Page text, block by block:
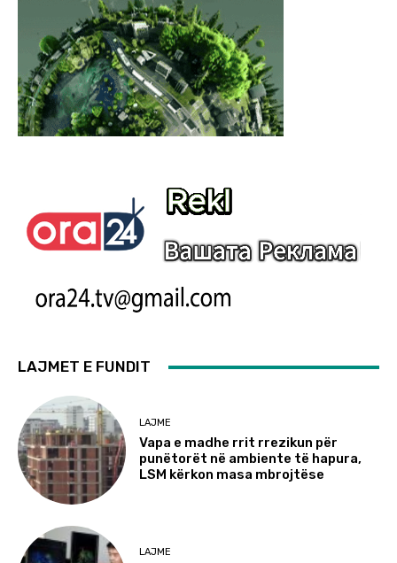
LAJMET E FUNDIT
LAJME
Vapa e madhe rrit rrezikun për
punëtorët në ambiente të hapura,
LSM kërkon masa mbrojtëse
LAJME